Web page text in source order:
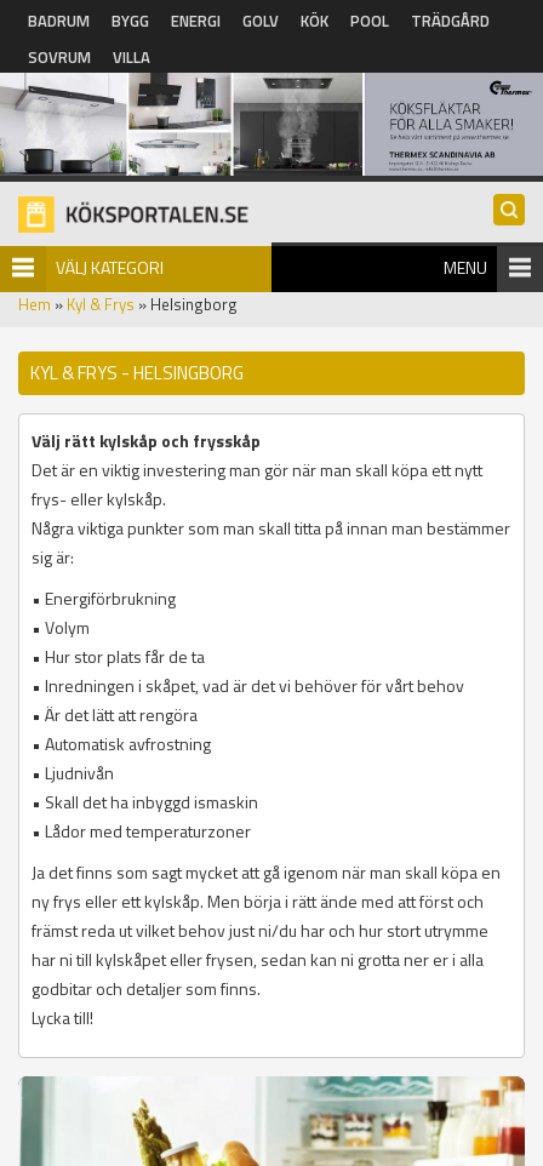
Hoppa till huvudinnehåll
BADRUM BYGG ENERGI GOLV KÖK POOL
TRÄDGÅRD
SOVRUM
VILLA
VÄLJ KATEGORI MENU
Hem » Kyl & Frys » Helsingborg
KYL & FRYS - HELSINGBORG
Välj rätt kylskåp och frysskåp
Det är en viktig investering man gör när man skall köpa ett nytt
frys- eller kylskåp.
Några viktiga punkter som man skall titta på innan man bestämmer
sig är:
• Energiförbrukning
• Volym
• Hur stor plats får de ta
• Inredningen i skåpet, vad är det vi behöver för vårt behov
• Är det lätt att rengöra
• Automatisk avfrostning
• Ljudnivån
• Skall det ha inbyggd ismaskin
• Lådor med temperaturzoner
Ja det finns som sagt mycket att gå igenom när man skall köpa en
ny frys eller ett kylskåp. Men börja i rätt ände med att först och
främst reda ut vilket behov just ni/du har och hur stort utrymme
har ni till kylskåpet eller frysen, sedan kan ni grotta ner er i alla
godbitar och detaljer som finns.
Lycka till!